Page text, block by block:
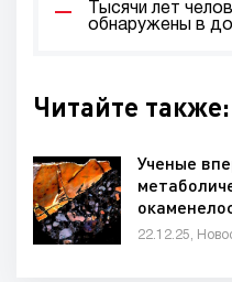
Тысячи лет
обнаружены в
Читайте также:
Ученые
лет.
22.12.25,